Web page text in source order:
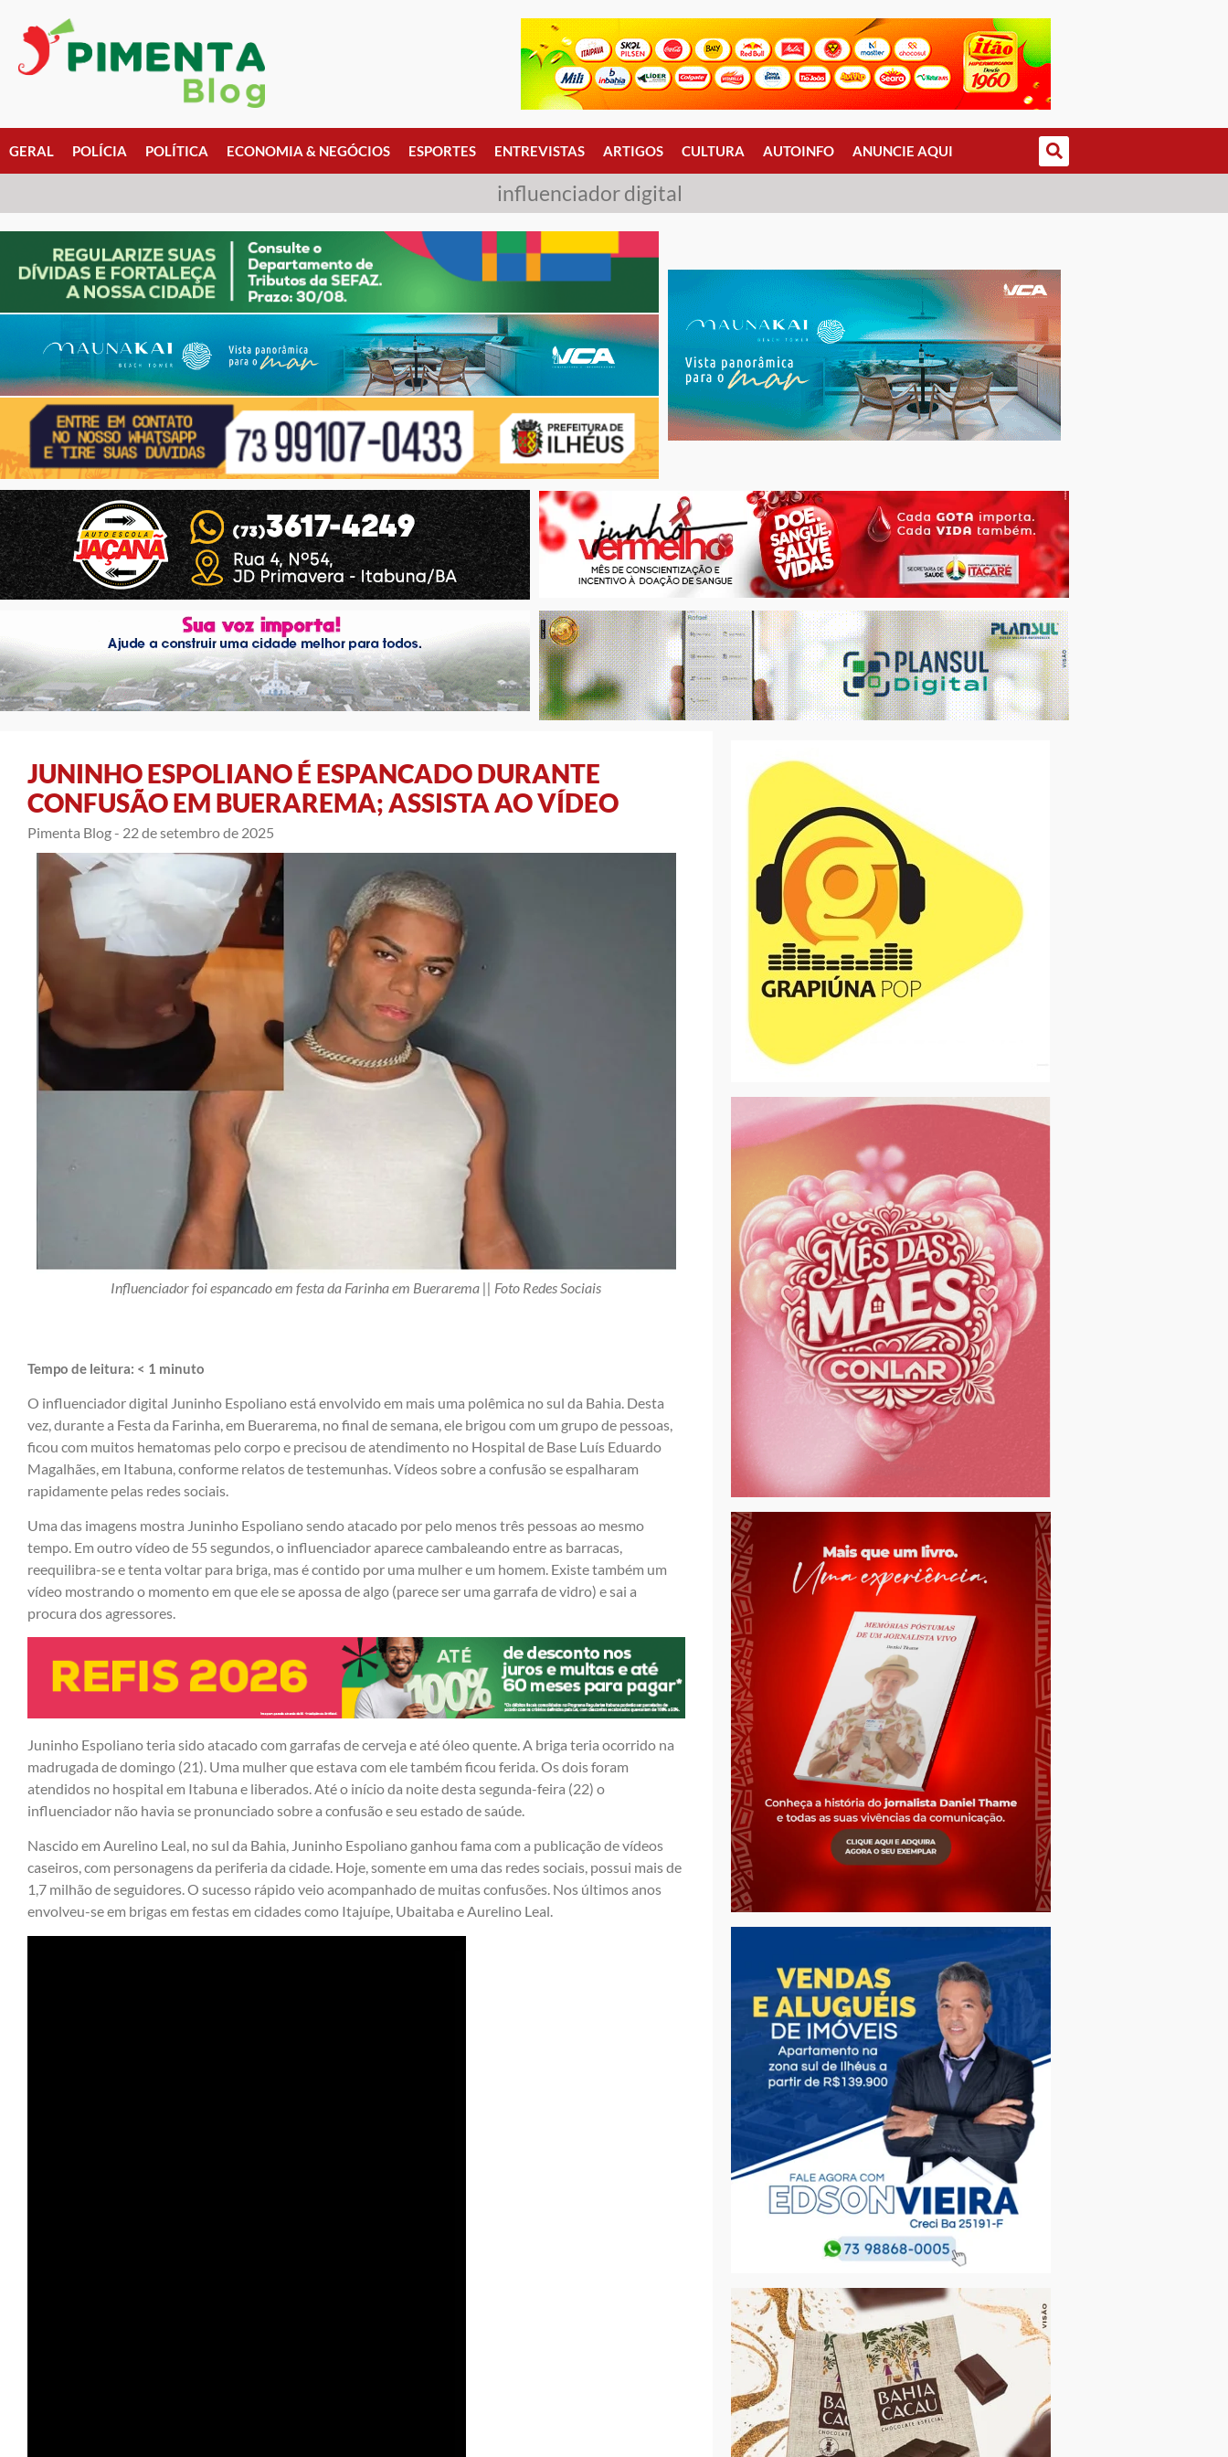
GERAL POLÍCIA POLÍTICA ECONOMIA & NEGÓCIOS ESPORTES ENTREVISTAS ARTIGOS CULTURA AUTOINFO ANUNCIE AQUI
influenciador digital
JUNINHO ESPOLIANO É ESPANCADO DURANTE
CONFUSÃO EM BUERAREMA; ASSISTA AO VÍDEO
Pimenta Blog - 22 de setembro de 2025
Influenciador foi espancado em festa da Farinha em Buerarema || Foto Redes Sociais
Tempo de leitura: < 1 minuto
O influenciador digital Juninho Espoliano está envolvido em mais uma polêmica no sul da Bahia. Desta
vez, durante a Festa da Farinha, em Buerarema, no final de semana, ele brigou com um grupo de pessoas,
ficou com muitos hematomas pelo corpo e precisou de atendimento no Hospital de Base Luís Eduardo
Magalhães, em Itabuna, conforme relatos de testemunhas. Vídeos sobre a confusão se espalharam
rapidamente pelas redes sociais.
Uma das imagens mostra Juninho Espoliano sendo atacado por pelo menos três pessoas ao mesmo
tempo. Em outro vídeo de 55 segundos, o influenciador aparece cambaleando entre as barracas,
reequilibra-se e tenta voltar para briga, mas é contido por uma mulher e um homem. Existe também um
vídeo mostrando o momento em que ele se apossa de algo (parece ser uma garrafa de vidro) e sai a
procura dos agressores.
Juninho Espoliano teria sido atacado com garrafas de cerveja e até óleo quente. A briga teria ocorrido na
madrugada de domingo (21). Uma mulher que estava com ele também ficou ferida. Os dois foram
atendidos no hospital em Itabuna e liberados. Até o início da noite desta segunda-feira (22) o
influenciador não havia se pronunciado sobre a confusão e seu estado de saúde.
Nascido em Aurelino Leal, no sul da Bahia, Juninho Espoliano ganhou fama com a publicação de vídeos
caseiros, com personagens da periferia da cidade. Hoje, somente em uma das redes sociais, possui mais de
1,7 milhão de seguidores. O sucesso rápido veio acompanhado de muitas confusões. Nos últimos anos
envolveu-se em brigas em festas em cidades como Itajuípe, Ubaitaba e Aurelino Leal.